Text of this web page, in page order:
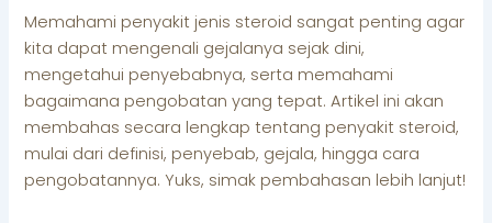
Memahami penyakit jenis steroid sangat penting agar
kita dapat mengenali gejalanya sejak dini,
mengetahui penyebabnya, serta memahami
bagaimana pengobatan yang tepat. Artikel ini akan
membahas secara lengkap tentang penyakit steroid,
mulai dari definisi, penyebab, gejala, hingga cara
pengobatannya. Yuks, simak pembahasan lebih lanjut!